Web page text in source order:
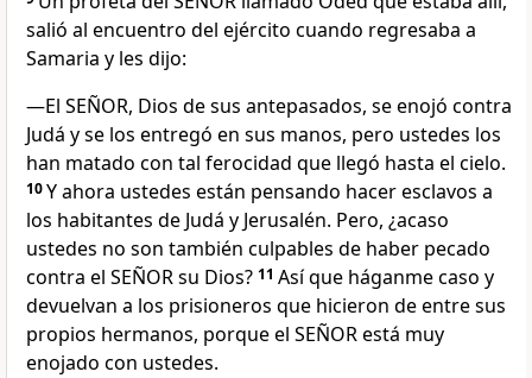
salió al encuentro del ejército cuando regresaba a
Samaria y les dijo:
—El SEÑOR, Dios de sus antepasados, se enojó contra
Judá y se los entregó en sus manos, pero ustedes los
han matado con tal ferocidad que llegó hasta el cielo.
10Y ahora ustedes están pensando hacer esclavos a
los habitantes de Judá y Jerusalén. Pero, ¿acaso
ustedes no son también culpables de haber pecado
contra el SEÑOR su Dios? 11 Así que háganme caso y
devuelvan a los prisioneros que hicieron de entre sus
propios hermanos, porque el SEÑOR está muy
enojado con ustedes.